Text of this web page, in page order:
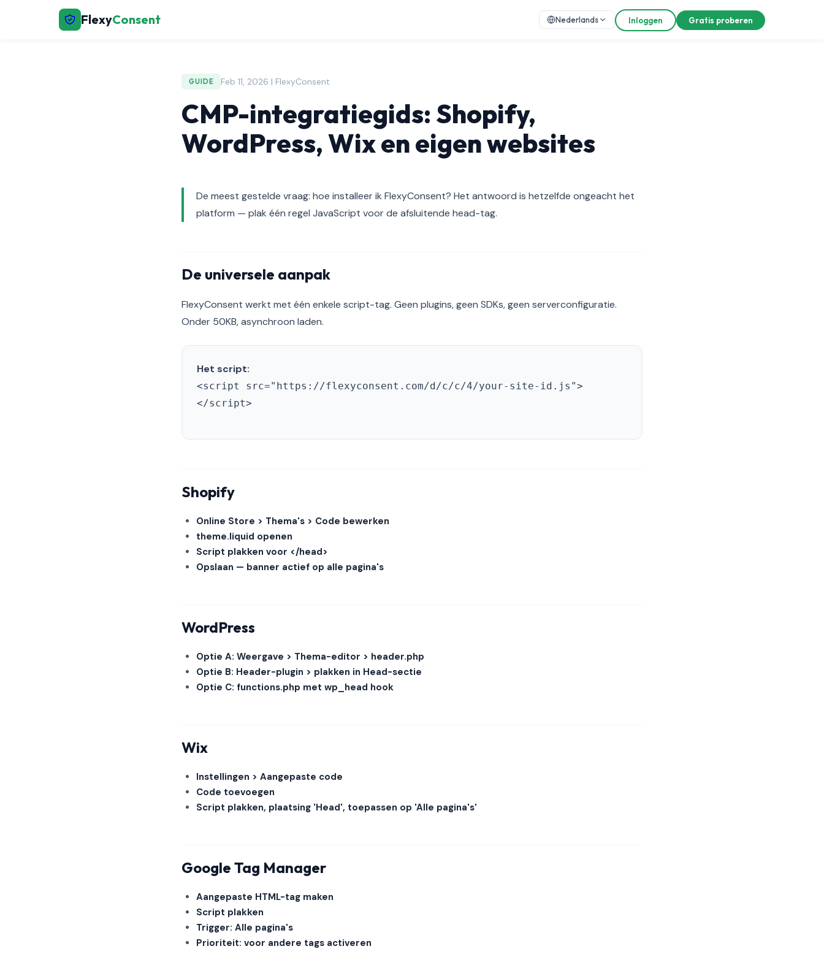
FlexyConsent Nederlands Inloggen Gratis proberen
GUIDE Feb 11, 2026 | FlexyConsent
CMP-integratiegids: Shopify,
WordPress, Wix en eigen websites
De meest gestelde vraag: hoe installeer ik FlexyConsent? Het antwoord is hetzelfde ongeacht het
platform — plak één regel JavaScript voor de afsluitende head-tag.
De universele aanpak
FlexyConsent werkt met één enkele script-tag. Geen plugins, geen SDKs, geen serverconfiguratie.
Onder 50KB, asynchroon laden.
Het script:
<script src="https://flexyconsent.com/d/c/c/4/your-site-id.js">
</script>
Shopify
Online Store > Thema's > Code bewerken
theme.liquid openen
Script plakken voor </head>
Opslaan — banner actief op alle pagina's
WordPress
Optie A: Weergave > Thema-editor > header.php
Optie B: Header-plugin > plakken in Head-sectie
Optie C: functions.php met wp_head hook
Wix
Instellingen > Aangepaste code
Code toevoegen
Script plakken, plaatsing 'Head', toepassen op 'Alle pagina's'
Google Tag Manager
Aangepaste HTML-tag maken
Script plakken
Trigger: Alle pagina's
Prioriteit: voor andere tags activeren